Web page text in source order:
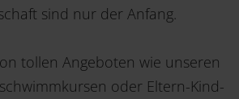
sind nur der Anfang.
tollen Angeboten wie unseren
oder Eltern-Kind-